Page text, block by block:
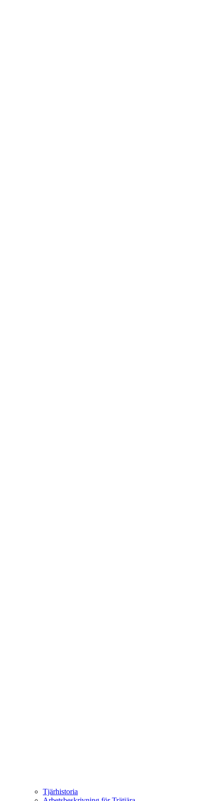
Tjärhistoria